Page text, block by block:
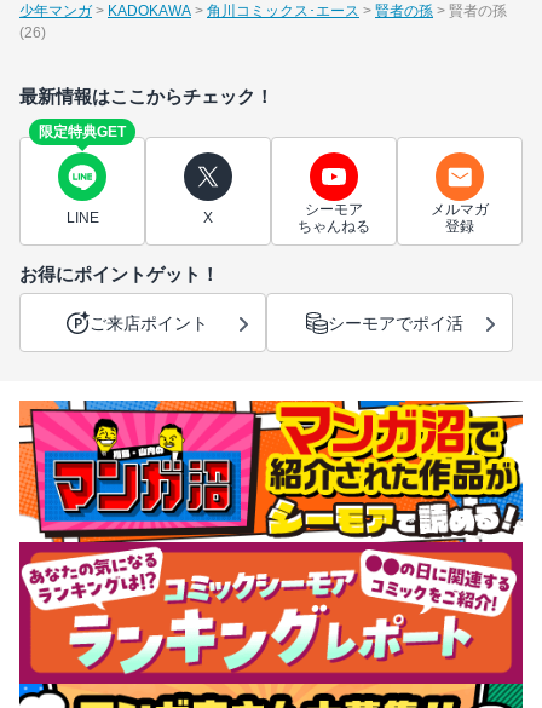
少年マンガ
KADOKAWA 角川コミックス･エース 賢者の孫
賢者の孫
(26)
最新情報はここからチェック！
限定特典GET
LINE X
シーモア
ちゃんねる
メルマガ
登録
お得にポイントゲット！
ご来店ポイント シーモアでポイ活